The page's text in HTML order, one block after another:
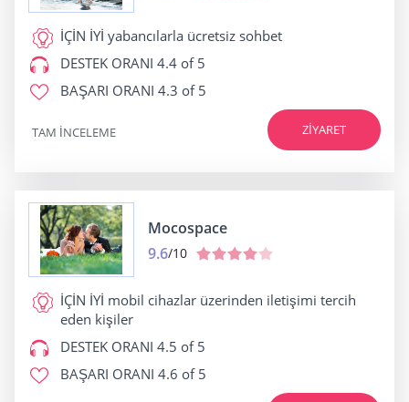
İÇİN İYİ yabancılarla ücretsiz sohbet
DESTEK ORANI 4.4 of 5
BAŞARI ORANI 4.3 of 5
ZIYARET
TAM INCELEME
Mocospace
9.6/10
İÇİN İYİ mobil cihazlar üzerinden iletişimi tercih
eden kişiler
DESTEK ORANI 4.5 of 5
BAŞARI ORANI 4.6 of 5